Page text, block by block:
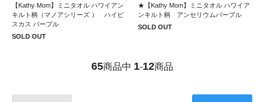
【Kathy Mom】ミニタオル ハワイアン
キルト柄（マノアシリーズ ） ハイビ
スカス パープル
SOLD OUT
★【Kathy Mom】ミニタオル ハワイア
ンキルト柄 アンセリウムパープル
SOLD OUT
65商品中 1-12商品